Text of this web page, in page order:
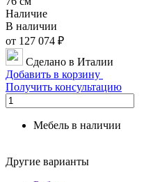
Наличие
В наличии
от 127 074 ₽
Сделано в Италии
Добавить в корзину
Получить консультацию
Мебель в наличии
Другие варианты